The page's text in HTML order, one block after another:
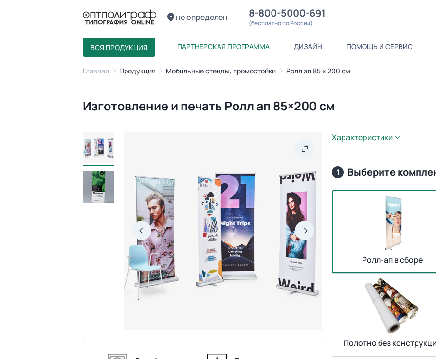
не определен 8-800-5000-691
(бесплатно по России)
ВСЯ ПРОДУКЦИЯ ПАРТНЕРСКАЯ ПРОГРАММА ДИЗАЙН ПОМОЩЬ И СЕРВИС
Главная Продукция Мобильные стенды, промостойки Ролл ап 85 х 200 см
Изготовление и печать Ролл ап 85×200 см
Характеристики
1 Выберите
Ролл-ап в сборе
Полотно без